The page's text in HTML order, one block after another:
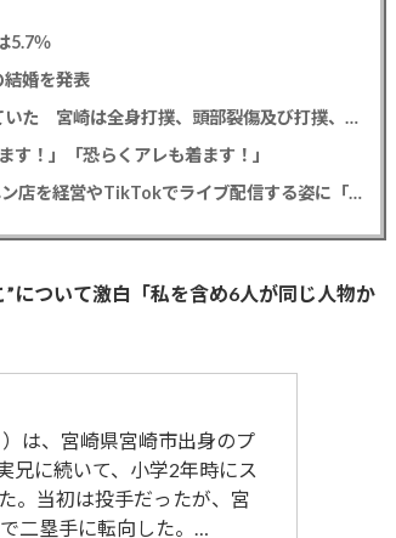
5.7％
婚を発表
元EXILE黒木啓司 妻・宮崎麗果被告へのDV事案で逮捕されていた 宮崎は全身打撲、頭部裂傷及び打撲、頸部損傷の怪我
！」「恐らくアレも着ます！」
斉藤慎二被告から性的暴行被害の女性 事件後にバウムクーヘン店を経営やTikTokでライブ配信する姿に「言葉にできない悔しさと怒り」
ついて激白「私を含め6人が同じ人物か
）は、宮崎県宮崎市出身のプ
兄に続いて、小学2年時にス
。当初は投手だったが、宮
二塁手に転向した。…